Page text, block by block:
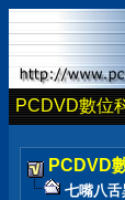
PCDVD數位
PCDVD
七嘴八舌